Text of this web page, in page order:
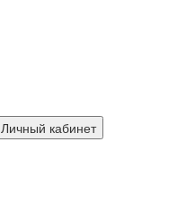
Личный кабинет